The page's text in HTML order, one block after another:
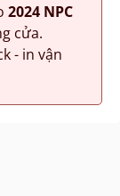
2024 NPC
cửa.
- in vận